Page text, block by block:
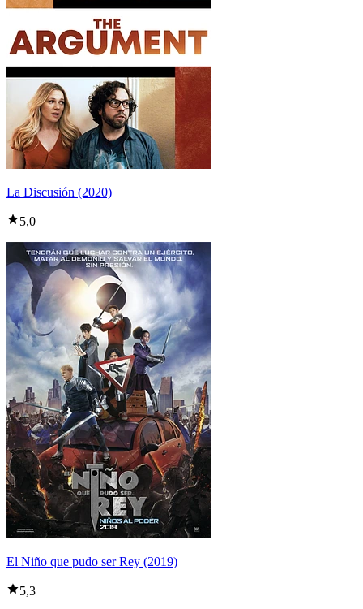
La Discusión (2020)
5,0
El Niño que pudo ser Rey (2019)
5,3